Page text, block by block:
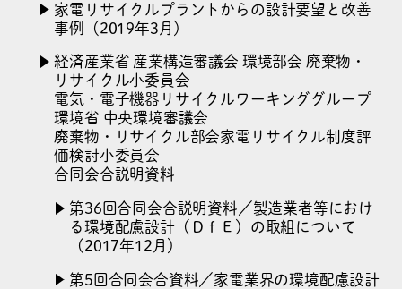
家電リサイクルプラントからの設計要望と改善
事例（2019年3月）
経済産業省 産業構造審議会 環境部会 廃棄物・
リサイクル小委員会
電気・電子機器リサイクルワーキンググループ
環境省 中央環境審議会
廃棄物・リサイクル部会家電リサイクル制度評
価検討小委員会
合同会合説明資料
第36回合同会合説明資料／製造業者等におけ
る環境配慮設計（ＤｆＥ）の取組について
（2017年12月）
第5回合同会合資料／家電業界の環境配慮設計